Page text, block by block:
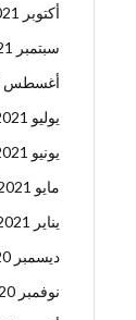
أكتوبر 2021
سبتمبر 2021
أغسطس 2021
يوليو 2021
يونيو 2021
مايو 2021
يناير 2021
ديسمبر 2020
نوفمبر 2020